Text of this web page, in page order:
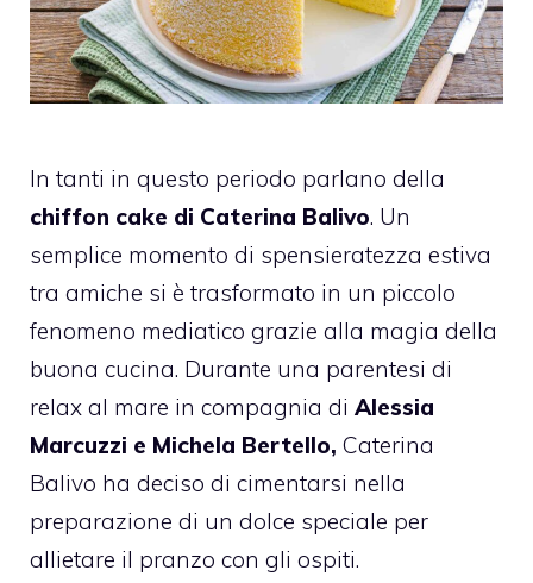
In tanti in questo periodo parlano della
chiffon cake di Caterina Balivo. Un
semplice momento di spensieratezza estiva
tra amiche si è trasformato in un piccolo
fenomeno mediatico grazie alla magia della
buona cucina. Durante una parentesi di
relax al mare in compagnia di Alessia
Marcuzzi e Michela Bertello, Caterina
Balivo ha deciso di cimentarsi nella
preparazione di un dolce speciale per
allietare il pranzo con gli ospiti.